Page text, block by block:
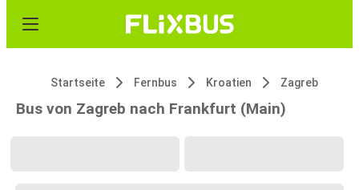
Startseite Fernbus Kroatien Zagreb
Bus von Zagreb nach Frankfurt (Main)